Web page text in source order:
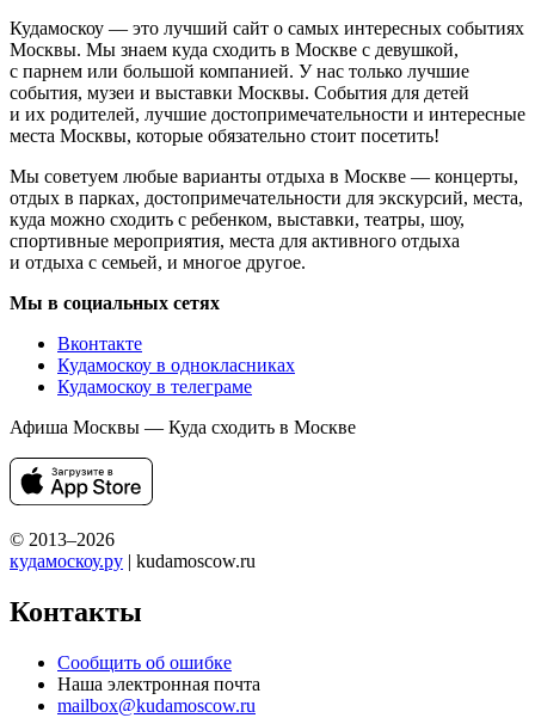
Кудамоскоу — это лучший сайт о самых интересных событиях
Москвы. Мы знаем куда сходить в Москве с девушкой,
с парнем или большой компанией. У нас только лучшие
события, музеи и выставки Москвы. События для детей
и их родителей, лучшие достопримечательности и интересные
места Москвы, которые обязательно стоит посетить!
Мы советуем любые варианты отдыха в Москве — концерты,
отдых в парках, достопримечательности для экскурсий, места,
куда можно сходить с ребенком, выставки, театры, шоу,
спортивные мероприятия, места для активного отдыха
и отдыха с семьей, и многое другое.
Мы в социальных сетях
Вконтакте
Кудамоскоу в однокласниках
Кудамоскоу в телеграме
Афиша Москвы — Куда сходить в Москве
© 2013–2026
кудамоскоу.ру | kudamoscow.ru
Контакты
Сообщить об ошибке
Наша электронная почта
mailbox@kudamoscow.ru